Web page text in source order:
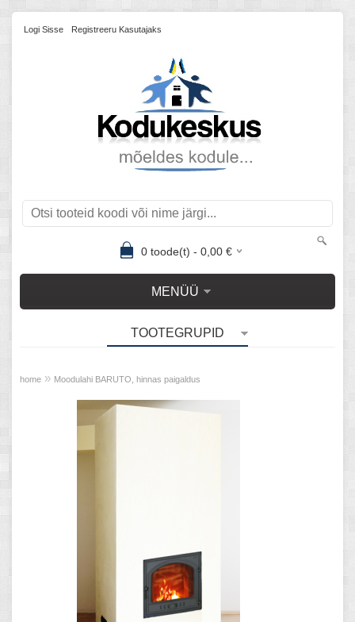
Logi Sisse Registreeru Kasutajaks
0toode(t) - 0,00€
MENÜÜ
TOOTEGRUPID
home » Moodulahi BARUTO, hinnas paigaldus